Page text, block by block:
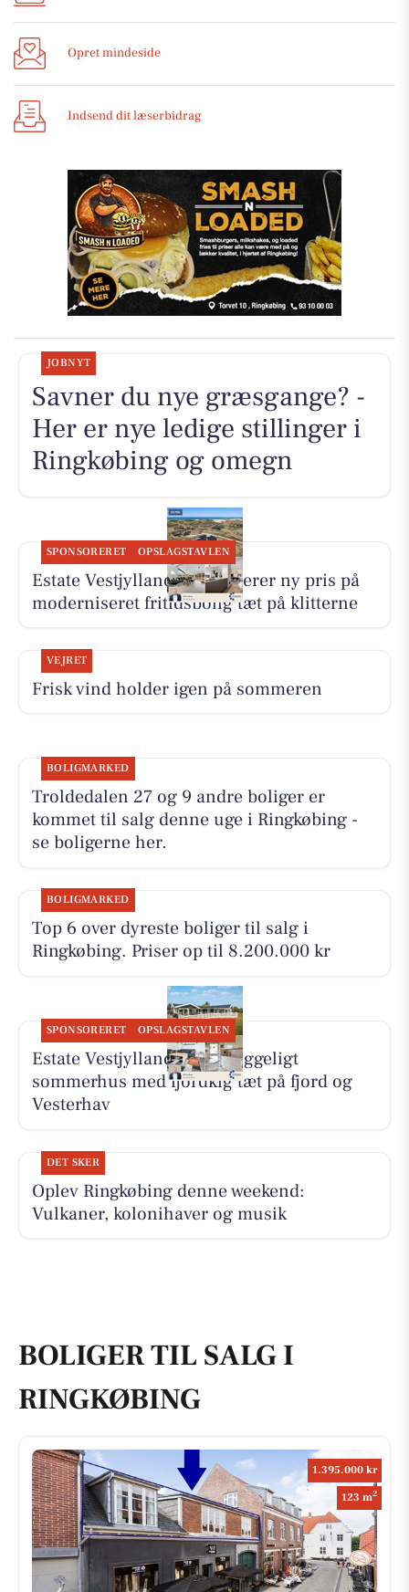
Opret mindeside
Indsend dit læserbidrag
JOBNYT
Savner du nye græsgange? -
Her er nye ledige stillinger i
Ringkøbing og omegn
SPONSORERET OPSLAGSTAVLEN
Estate Vestjylland præsenterer ny pris på
moderniseret fritidsbolig tæt på klitterne
VEJRET
Frisk vind holder igen på sommeren
BOLIGMARKED
Troldedalen 27 og 9 andre boliger er
kommet til salg denne uge i Ringkøbing -
se boligerne her.
BOLIGMARKED
Top 6 over dyreste boliger til salg i
Ringkøbing. Priser op til 8.200.000 kr
SPONSORERET OPSLAGSTAVLEN
Estate Vestjylland deler hyggeligt
sommerhus med fjordkig tæt på fjord og
Vesterhav
DET SKER
Oplev Ringkøbing denne weekend:
Vulkaner, kolonihaver og musik
BOLIGER TIL SALG I
RINGKØBING
1.395.000 kr
123 m2